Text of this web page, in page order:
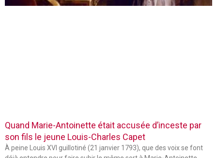
Quand Marie-Antoinette était accusée d’inceste par
son fils le jeune Louis-Charles Capet
À peine Louis XVI guillotiné (21 janvier 1793), que des voix se font